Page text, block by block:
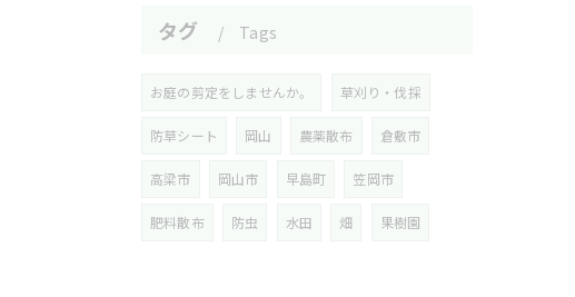
タグ Tags
お庭の剪定をしませんか。 草刈り・伐採
防草シート 岡山 農薬散布 倉敷市
高梁市 岡山市 早島町 笠岡市
肥料散布 防虫 水田 畑 果樹園